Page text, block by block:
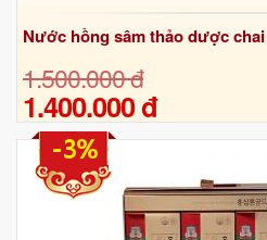
Nước hồng sâm thảo dược
1.500.000 đ
1.400.000 đ
-3%